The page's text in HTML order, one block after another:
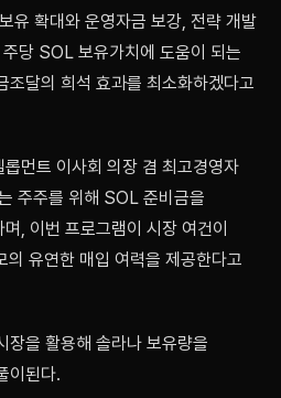
유 확대와 운영자금 보강, 전략 개발
당 SOL 보유가치에 도움이 되는
조달의 희석 효과를 최소화하겠다고
먼트 이사회 의장 겸 최고경영자
주주를 위해 SOL 준비금을
, 이번 프로그램이 시장 여건이
유연한 매입 여력을 제공한다고
장을 활용해 솔라나 보유량을
이된다.